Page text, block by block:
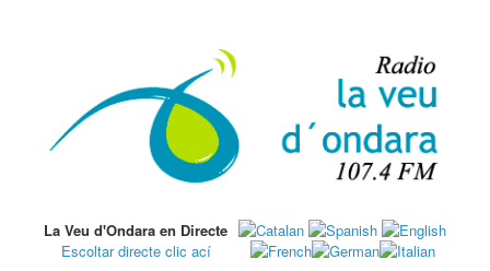
La Veu d'Ondara en Directe
Escoltar directe clic ací